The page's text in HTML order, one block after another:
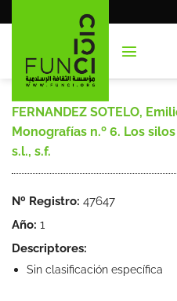
al
FERNANDEZ SOTELO,
Monografías n.º 6. Los
s.l., s.f.
Nº Registro: 47647
Año: 1
Descriptores:
Sin clasificación específica